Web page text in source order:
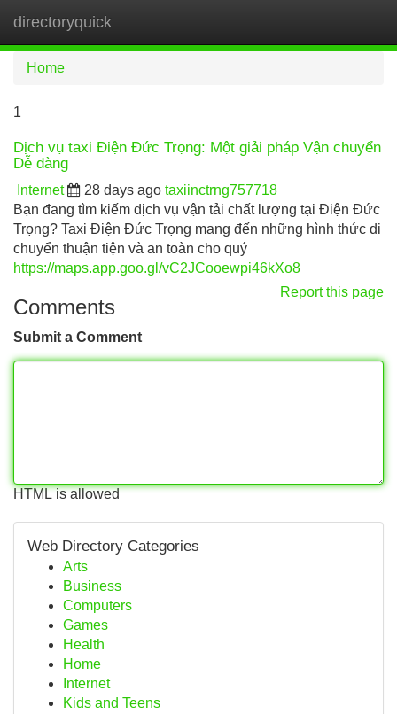
directoryquick
Home
1
Dịch vụ taxi Điện Đức Trọng: Một giải pháp Vận chuyển
Dễ dàng
Internet 28 days ago taxiinctrng757718
Bạn đang tìm kiếm dịch vụ vận tải chất lượng tại Điện Đức
Trọng? Taxi Điện Đức Trọng mang đến những hình thức di
chuyển thuận tiện và an toàn cho quý
https://maps.app.goo.gl/vC2JCooewpi46kXo8
Report this page
Comments
Submit a Comment
HTML is allowed
Web Directory Categories
Arts
Business
Computers
Games
Health
Home
Internet
Kids and Teens